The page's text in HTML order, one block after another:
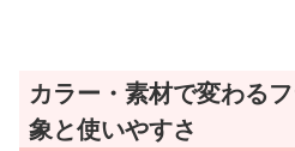
カラー・素材で変わる
象と使いやすさ